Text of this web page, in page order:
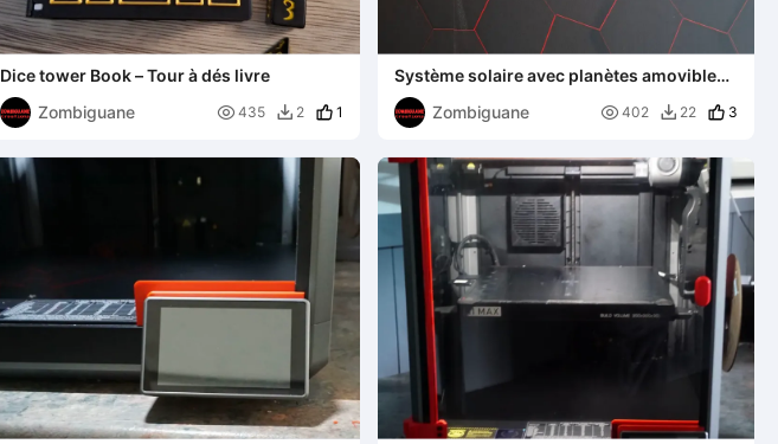
Dice tower Book – Tour à dés livre
Zombiguane
 435  2 1
Système solaire avec planètes amovibles -
Puzzle éducatif
Zombiguane
 402  22 3